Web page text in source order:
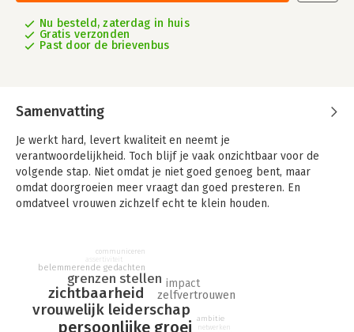
Nu besteld, zaterdag in huis
Gratis verzonden
Past door de brievenbus
Samenvatting
Je werkt hard, levert kwaliteit en neemt je
verantwoordelijkheid. Toch blijf je vaak onzichtbaar voor de
volgende stap. Niet omdat je niet goed genoeg bent, maar
omdat doorgroeien meer vraagt dan goed presteren. En
omdatveel vrouwen zichzelf echt te klein houden.
die bij je past. Niet door harder te werken, maar slimmer.
Speciaal voor vrouwen die carrière willen maken met plezier,
energie én balans.
In dit inspirerende carrièrehandboek vind je geen vage
persoonlijke groei
vrouwelijk leiderschap
zichtbaarheid
grenzen stellen impact
zelfvertrouwen
ambitie
belemmerende gedachten
netwerken
assertiviteit
communiceren